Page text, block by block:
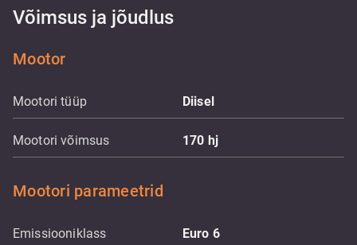
Võimsus ja jõudlus
Mootor
Mootori tüüp Diisel
Mootori võimsus 170 hj
Mootori parameetrid
Emissiooniklass Euro 6